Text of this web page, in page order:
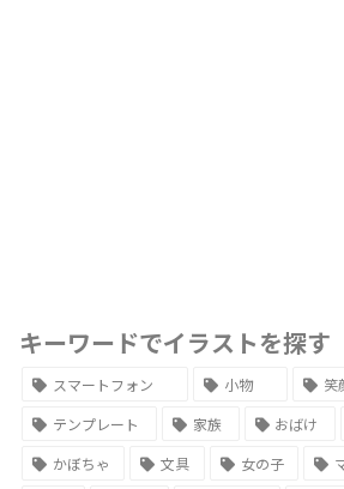
キーワードでイラストを探す
スマートフォン 小物 笑
テンプレート
家族 おばけ
かぼちゃ
文具 女の子